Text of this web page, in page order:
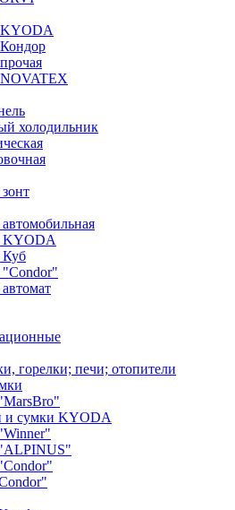
холодильник
KYODA
Куб
"Condor"
горелки; печи; отопители
и сумки KYODA